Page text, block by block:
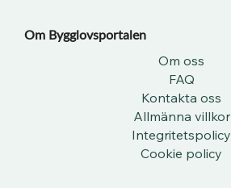
Om Bygglovsportalen​
Om oss
FAQ
Kontakta oss
Allmänna villkor
Integritetspolicy
Cookie policy